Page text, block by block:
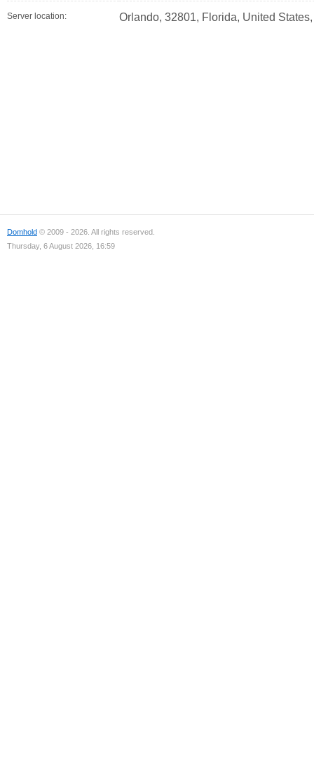
Server location: Orlando, 32801, Florida, United
Domhold © 2009 - 2026. All rights reserved.
Thursday, 6 August 2026, 16:59